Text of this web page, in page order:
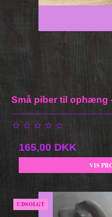
Små piber til ophæng
165,00 DKK
VIS
UDSOLGT